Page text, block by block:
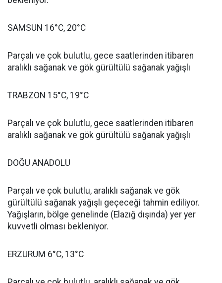
SAMSUN 16°C, 20°C
Parçalı ve çok bulutlu, gece saatlerinden itibaren
aralıklı sağanak ve gök gürültülü sağanak yağışlı
TRABZON 15°C, 19°C
Parçalı ve çok bulutlu, gece saatlerinden itibaren
aralıklı sağanak ve gök gürültülü sağanak yağışlı
DOĞU ANADOLU
Parçalı ve çok bulutlu, aralıklı sağanak ve gök
gürültülü sağanak yağışlı geçeceği tahmin ediliyor.
Yağışların, bölge genelinde (Elazığ dışında) yer yer
kuvvetli olması bekleniyor.
ERZURUM 6°C, 13°C